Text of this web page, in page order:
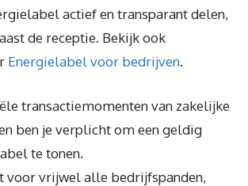
actief en transparant delen,
de receptie. Bekijk ook
Energielabel voor bedrijven.
transactiemomenten van zakelijke
ben je verplicht om een geldig
te tonen.
voor vrijwel alle bedrijfspanden,